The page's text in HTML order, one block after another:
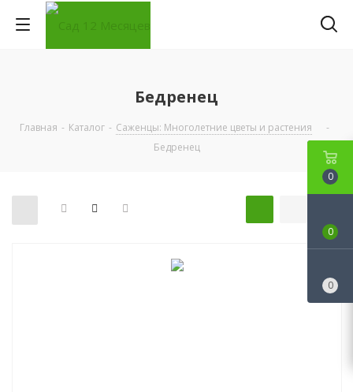
Бедренец
Главная - Каталог - Саженцы: Многолетние цветы и растения
-
Бедренец
0
0
0